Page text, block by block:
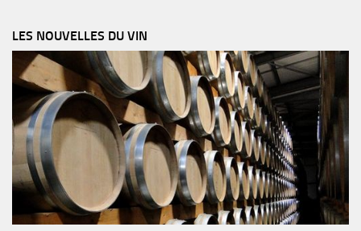
LES NOUVELLES DU VIN